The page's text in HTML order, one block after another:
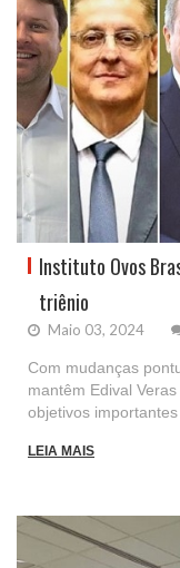
Instituto Ovos
triênio
Maio 03, 2024
Com mudanças
mantêm Edival
objetivos
LEIA MAIS